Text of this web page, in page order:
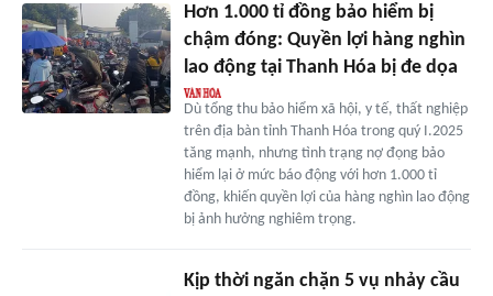
Hơn 1.000 tỉ đồng bảo hiểm bị
chậm đóng: Quyền lợi hàng nghìn
lao động tại Thanh Hóa bị đe dọa
Dù tổng thu bảo hiểm xã hội, y tế, thất nghiệp
trên địa bàn tỉnh Thanh Hóa trong quý I.2025
tăng mạnh, nhưng tình trạng nợ đọng bảo
hiểm lại ở mức báo động với hơn 1.000 tỉ
đồng, khiến quyền lợi của hàng nghìn lao động
bị ảnh hưởng nghiêm trọng.
Kịp thời ngăn chặn 5 vụ nhảy cầu